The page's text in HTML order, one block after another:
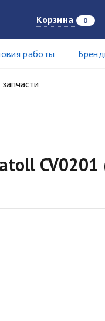
Корзина 0
работы
CV0201